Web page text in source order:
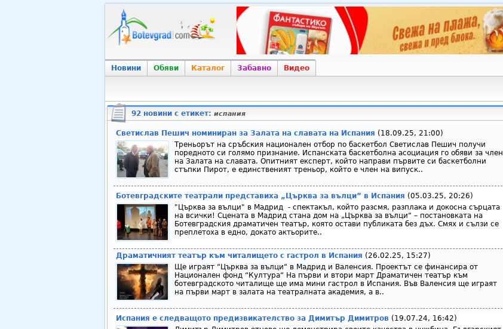
Новини Обяви Каталог Забавно Видео
92 новини с етикет: испания
Светислав Пешич номиниран за Залата на славата на Испания (18.09.25, 21:00)
Треньорът на сръбския национален отбор по баскетбол Светислав Пешич получи
поредното си голямо признание. Испанската баскетболна асоциация го обяви за член
на Залата на славата. Опитният експерт, който направи първите си баскетболни
стъпки Пирот, е единственият треньор, който е член на випуск..
Ботевградските театрали представиха „Църква за вълци” в Испания (05.03.25, 20:26)
"Църква за вълци" в Мадрид - спектакъл, който разсмя, разплака и докосна сърцата
на всички! Сцената в Мадрид стана дом на „Църква за вълци“ – постановката на
Ботевградския драматичен театър, която остави публиката без дъх. Смях и сълзи се
преплетоха в едно, докато актьорите..
Драматичният театър към читалището с гастрол в Испания (26.02.25, 15:27)
Ще играят “Църква за вълци“ в Мадрид и Валенсия. Проектът се финансира от
Национален фонд “Култура“ На първи и втори март Драматичен театър към
ботевградското читалище ще има мини гастрол в Испания. Във Валенсия ще играят
на първи март в залата на театралната академия, а в..
Испания е следващото предизвикателство за Димитър Димитров (19.07.24, 16:42)